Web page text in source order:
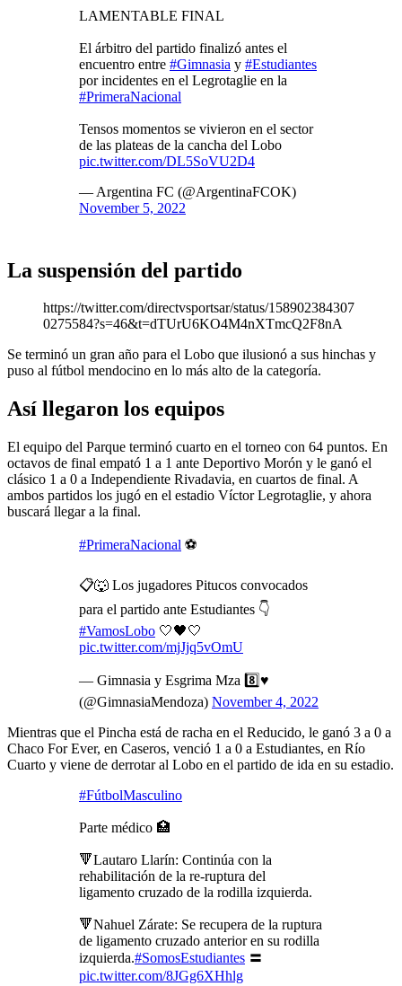
LAMENTABLE FINAL
El árbitro del partido finalizó antes el
encuentro entre #Gimnasia y #Estudiantes
por incidentes en el Legrotaglie en la
#PrimeraNacional
Tensos momentos se vivieron en el sector
de las plateas de la cancha del Lobo
pic.twitter.com/DL5SoVU2D4
— Argentina FC (@ArgentinaFCOK)
November 5, 2022
La suspensión del partido
https://twitter.com/directvsportsar/status/158902384307
0275584?s=46&t=dTUrU6KO4M4nXTmcQ2F8nA
Se terminó un gran año para el Lobo que ilusionó a sus hinchas y
puso al fútbol mendocino en lo más alto de la categoría.
Así llegaron los equipos
El equipo del Parque terminó cuarto en el torneo con 64 puntos. En
octavos de final empató 1 a 1 ante Deportivo Morón y le ganó el
clásico 1 a 0 a Independiente Rivadavia, en cuartos de final. A
ambos partidos los jugó en el estadio Víctor Legrotaglie, y ahora
buscará llegar a la final.
#PrimeraNacional ⚽
📋🐺 Los jugadores Pitucos convocados
para el partido ante Estudiantes 👇
#VamosLobo 🤍🖤🤍
pic.twitter.com/mjJjq5vOmU
— Gimnasia y Esgrima Mza 8️⃣♥️
(@GimnasiaMendoza) November 4, 2022
Mientras que el Pincha está de racha en el Reducido, le ganó 3 a 0 a
Chaco For Ever, en Caseros, venció 1 a 0 a Estudiantes, en Río
Cuarto y viene de derrotar al Lobo en el partido de ida en su estadio.
#FútbolMasculino
Parte médico 🏥
🔻Lautaro Llarín: Continúa con la
rehabilitación de la re-ruptura del
ligamento cruzado de la rodilla izquierda.
🔻Nahuel Zárate: Se recupera de la ruptura
de ligamento cruzado anterior en su rodilla
izquierda.#SomosEstudiantes 〓
pic.twitter.com/8JGg6XHhlg